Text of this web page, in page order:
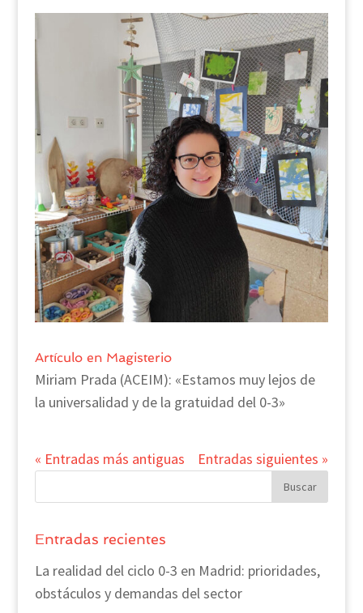
Artículo en Magisterio
Miriam Prada (ACEIM): «Estamos muy lejos de
la universalidad y de la gratuidad del 0-3»
« Entradas más antiguas Entradas siguientes »
Entradas recientes
La realidad del ciclo 0-3 en Madrid: prioridades,
obstáculos y demandas del sector